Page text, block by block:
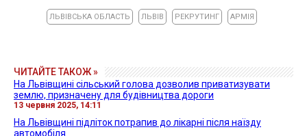
ЛЬВІВСЬКА ОБЛАСТЬ ЛЬВІВ РЕКРУТИНГ АРМІЯ
ЧИТАЙТЕ ТАКОЖ »
На Львівщині сільський голова дозволив приватизувати
землю, призначену для будівництва дороги
13 червня 2025, 14:11
На Львівщині підліток потрапив до лікарні після наїзду
автомобіля